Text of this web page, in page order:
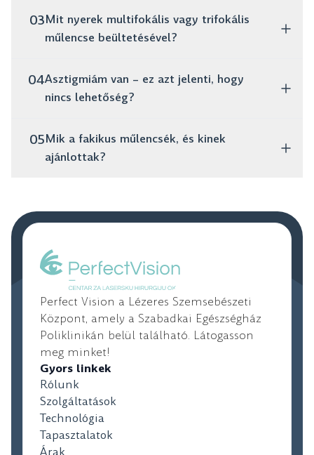
Ha azt tapasztalja, hogy a látása homályos, a színek
kifakulnak, és éjszaka nehezen vezet, ezek egyértelmű
03Mit nyerek multifokális vagy trifokális
műlencse beültetésével?
A legnagyobb előny, hogy elfelejtheti a szemüveget –
közelre és távolra egyaránt. Ez azt jelenti, hogy
04Asztigmiám van – ez azt jelenti, hogy
nincs lehetőség?
De igenis van! Erre szolgálnak a tórikus műlencsék,
amelyeket kifejezetten az asztigmia korrigálására
05Mik a fakikus műlencsék, és kinek
ajánlottak?
ültetnek, miközben a természetes szemlencse
kezelésre.
Perfect Vision a Lézeres Szemsebészeti
Központ, amely a Szabadkai Egészségház
Poliklinikán belül található. Látogasson
meg minket!
Gyors linkek
Rólunk
Szolgáltatások
Technológia
Tapasztalatok